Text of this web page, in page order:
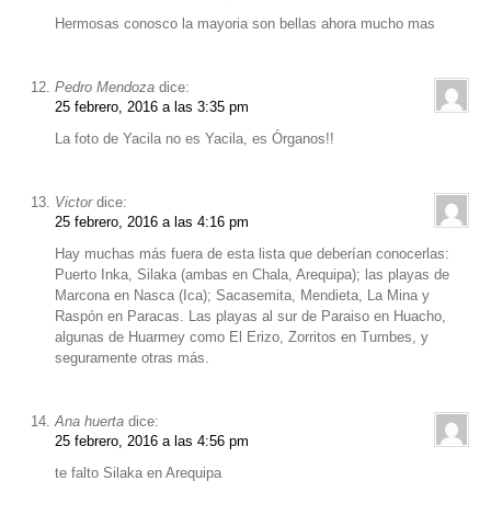
Hermosas conosco la mayoria son bellas ahora mucho mas
Pedro Mendoza dice:
25 febrero, 2016 a las 3:35 pm
La foto de Yacila no es Yacila, es Órganos!!
Victor dice:
25 febrero, 2016 a las 4:16 pm
Hay muchas más fuera de esta lista que deberían conocerlas:
Puerto Inka, Silaka (ambas en Chala, Arequipa); las playas de
Marcona en Nasca (Ica); Sacasemita, Mendieta, La Mina y
Raspón en Paracas. Las playas al sur de Paraiso en Huacho,
algunas de Huarmey como El Erizo, Zorritos en Tumbes, y
seguramente otras más.
Ana huerta dice:
25 febrero, 2016 a las 4:56 pm
te falto Silaka en Arequipa